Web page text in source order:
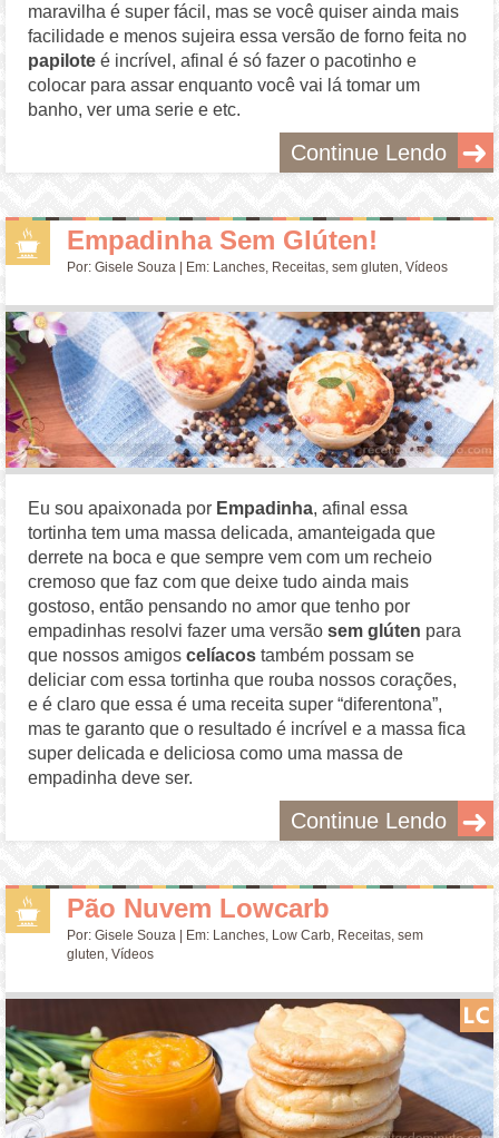
maravilha é super fácil, mas se você quiser ainda mais
facilidade e menos sujeira essa versão de forno feita no
papilote é incrível, afinal é só fazer o pacotinho e
colocar para assar enquanto você vai lá tomar um
banho, ver uma serie e etc.
Continue Lendo
Empadinha Sem Glúten!
Por:Gisele Souza | Em: Lanches Receitas ,sem gluten ,Vídeos
Eu sou apaixonada por Empadinha, afinal essa
tortinha tem uma massa delicada, amanteigada que
derrete na boca e que sempre vem com um recheio
cremoso que faz com que deixe tudo ainda mais
gostoso, então pensando no amor que tenho por
empadinhas resolvi fazer uma versãosem glúten para
que nossos amigoscelíacos também possam se
deliciar com essa tortinha que rouba nossos corações,
e é claro que essa é uma receita super “diferentona”,
mas te garanto que o resultado é incrível e a massa fica
super delicada e deliciosa como uma massa de
empadinha deve ser.
Continue Lendo
Pão Nuvem Lowcarb
Por:Gisele Souza | Em: Lanches, Low Carb, Receitas,sem
gluten,Vídeos